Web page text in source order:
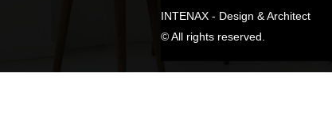
INTENAX - Design & Architect
© All rights reserved.